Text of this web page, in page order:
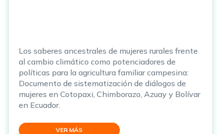
Los saberes ancestrales de mujeres rurales frente
al cambio climático como potenciadores de
políticas para la agricultura familiar campesina:
Documento de sistematización de diálogos de
mujeres en Cotopaxi, Chimborazo, Azuay y Bolívar
en Ecuador.
VER MÁS